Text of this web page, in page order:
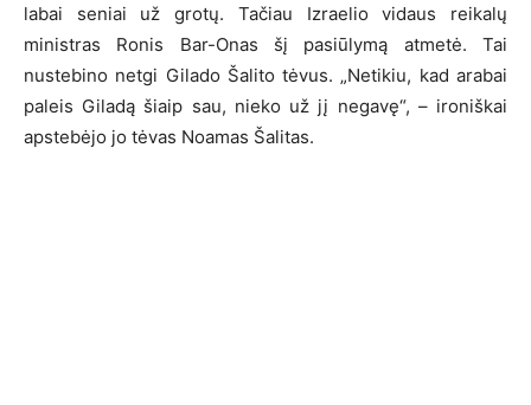
labai seniai už grotų. Tačiau Izraelio vidaus reikalų
ministras Ronis Bar-Onas šį pasiūlymą atmetė. Tai
nustebino netgi Gilado Šalito tėvus. „Netikiu, kad arabai
paleis Giladą šiaip sau, nieko už jį negavę“, – ironiškai
apstebėjo jo tėvas Noamas Šalitas.